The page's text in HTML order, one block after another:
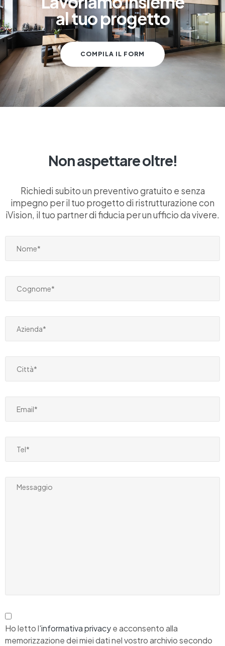
al tuo progetto
COMPILA IL FORM
Non aspettare oltre!
Richiedi subito un preventivo gratuito e senza
impegno per il tuo progetto di ristrutturazione con
iVision, il tuo partner di fiducia per un ufficio da vivere.
Ho letto l'informativa privacye acconsento alla
memorizzazione dei miei dati nel vostro archivio secondo